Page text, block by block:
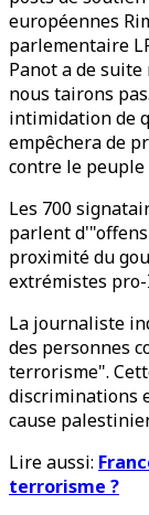
européennes
parlementaire
Panot a de suite
nous tairons
intimidation de
empêchera de
contre le peuple
Les 700
parlent
proximité du
extrémistes
La journaliste
des personnes
terrorisme".
discriminations
cause
Lire aussi:
terrorisme ?